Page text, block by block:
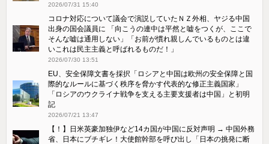
2026/07/31 15:40
コロナ対応について議会で演説していたＮＺ外相、ヤジる中国
出身の国会議員に 「向こうの連中は平然と嘘をつくが、ここで
そんな嘘は通用しない」「お前が慣れ親しんでいるものとは違
いこれは民主主義と呼ばれるものだ！」
2026/07/30 13:51
EU、安全保障文書を採択「ロシアと中国は欧州の安全保障と国
際的なルールに基づく秩序を脅かす代表的な修正主義国家」
「ロシアのウクライナ戦争を支える主要支援者は中国」と初明
記
2026/07/21 13:47
【！】日米英豪加独伊など14カ国が中国に反対声明 → 中国外務
省、日本にブチギレ！大使館幹部を呼び出し「日本の挑発に断